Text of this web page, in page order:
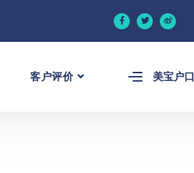
客户评价 美宝户口